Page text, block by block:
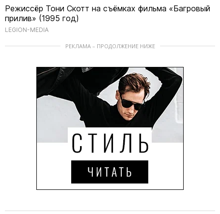
Режиссёр Тони Скотт на съёмках фильма «Багровый
прилив» (1995 год)
LEGION-MEDIA
РЕКЛАМА – ПРОДОЛЖЕНИЕ НИЖЕ